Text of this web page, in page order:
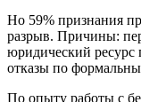
Но 59% признания
разрыв. Причины:
юридический
отказы по
По опыту работы с